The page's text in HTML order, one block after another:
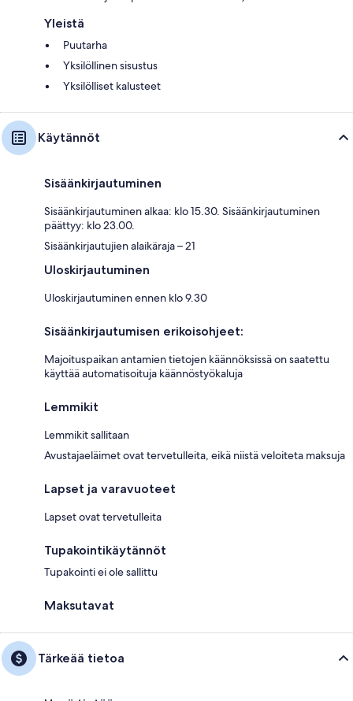
Yleistä
Puutarha
Yksilöllinen sisustus
Yksilölliset kalusteet
Käytännöt
Sisäänkirjautuminen
Sisäänkirjautuminen alkaa: klo 15.30. Sisäänkirjautuminen
päättyy: klo 23.00.
Sisäänkirjautujien alaikäraja – 21
Uloskirjautuminen
Uloskirjautuminen ennen klo 9.30
Sisäänkirjautumisen erikoisohjeet:
Majoituspaikan antamien tietojen käännöksissä on saatettu
käyttää automatisoituja käännöstyökaluja
Lemmikit
Lemmikit sallitaan
Avustajaeläimet ovat tervetulleita, eikä niistä veloiteta maksuja
Lapset ja varavuoteet
Lapset ovat tervetulleita
Tupakointikäytännöt
Tupakointi ei ole sallittu
Maksutavat
Tärkeää tietoa